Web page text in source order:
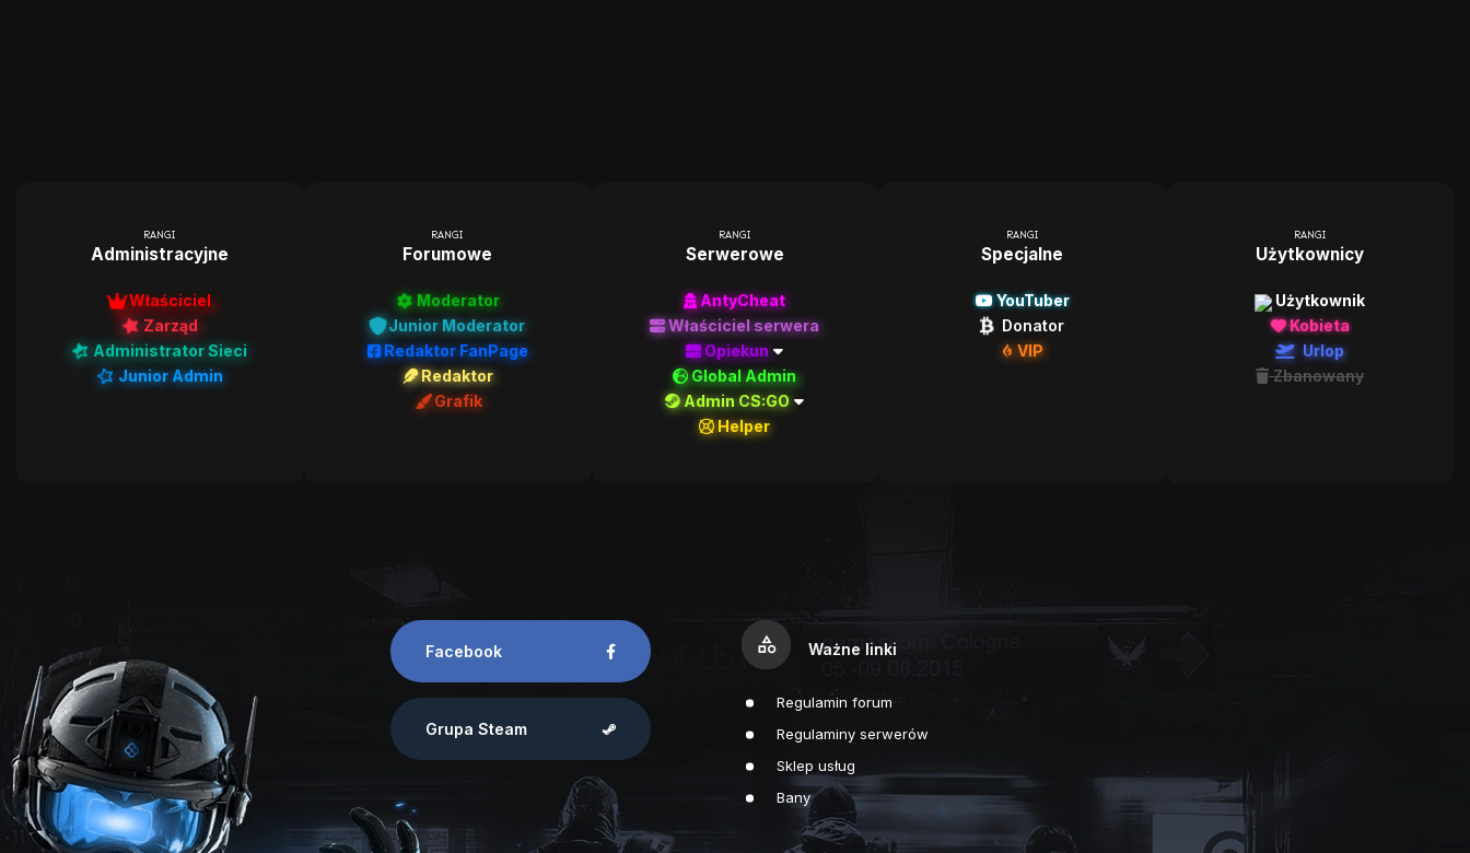
RANGI
Administracyjne
Właściciel
Zarząd
Administrator Sieci
Junior Admin
RANGI
Forumowe
Moderator
Junior Moderator
Redaktor FanPage
Redaktor
Grafik
RANGI
Serwerowe
AntyCheat
Właściciel serwera
Opiekun
Global Admin
Admin CS:GO
Helper
RANGI
Specjalne
YouTuber
Donator
VIP
RANGI
Użytkownicy
Użytkownik
Kobieta
Urlop
Zbanowany
Facebook
Grupa Steam
category Ważne linki
Regulamin forum
Regulaminy serwerów
Sklep usług
Bany